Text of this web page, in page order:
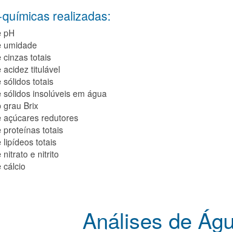
realizadas:
pH
umidade
cinzas totais
acidez titulável
sólidos totais
sólidos insolúveis em água
grau Brix
açúcares redutores
proteínas totais
lipídeos totais
nitrato e nitrito
cálcio
Análises de